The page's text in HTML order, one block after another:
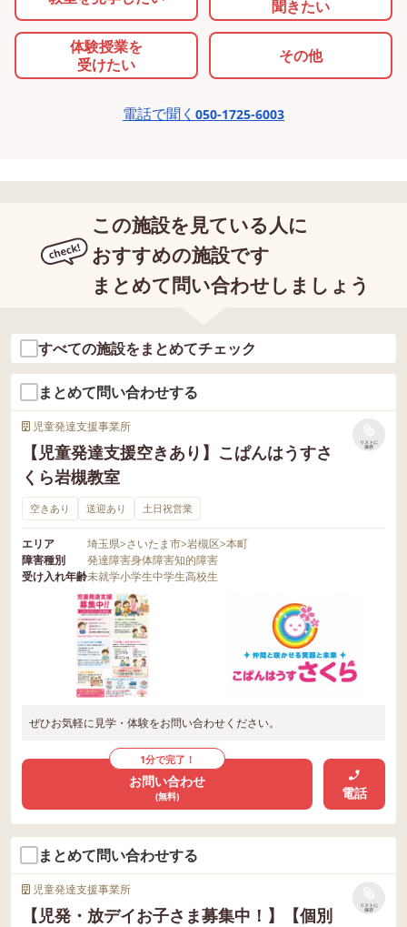
聞きたい
体験授業を
受けたい
その他
電話で聞く 050-1725-6003
この施設を見ている人に
おすすめの施設です
まとめて問い合わせしましょう
すべての施設をまとめてチェック
まとめて問い合わせする
児童発達支援事業所
【児童発達支援空きあり】こぱんはうすさ
くら岩槻教室
リストに
保存
空きあり 送迎あり 土日祝営業
エリア 埼玉県>さいたま市>岩槻区>本町
障害種別
発達障害身体障害知的障害
受け入れ年齢未就学小学生中学生高校生
ぜひお気軽に見学・体験をお問い合わせください。
1分で完了！
お問い合わせ
(無料) 電話
まとめて問い合わせする
児童発達支援事業所
【児発・放デイお子さま募集中！】【個別
リストに
保存